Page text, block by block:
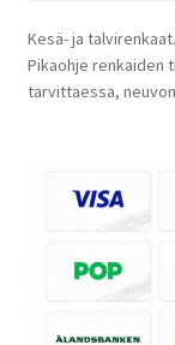
Kesä- ja
Pikaohje renkaiden
tarvittaessa,